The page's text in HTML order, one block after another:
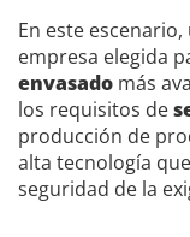
En este escenario,
empresa elegida
envasado más
los requisitos de
producción de
alta tecnología
seguridad de la